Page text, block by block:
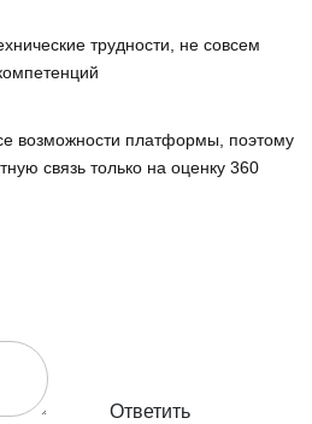
трудности, не совсем
возможности платформы, поэтому
связь только на оценку 360
Ответить